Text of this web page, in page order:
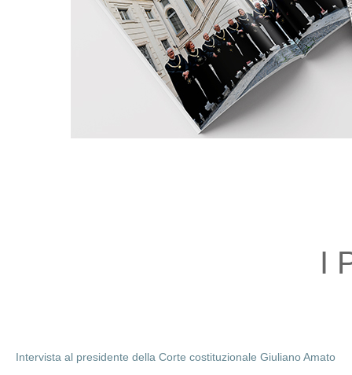
I
Intervista al presidente della Corte costituzionale Giuliano Amato